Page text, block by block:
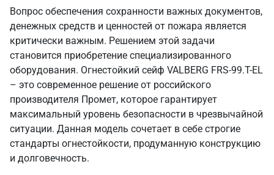
Вопрос обеспечения сохранности важных документов,
денежных средств и ценностей от пожара является
критически важным. Решением этой задачи
становится приобретение специализированного
оборудования. Огнестойкий сейф VALBERG FRS-99.T-EL
– это современное решение от российского
производителя Промет, которое гарантирует
максимальный уровень безопасности в чрезвычайной
ситуации. Данная модель сочетает в себе строгие
стандарты огнестойкости, продуманную конструкцию
и долговечность.